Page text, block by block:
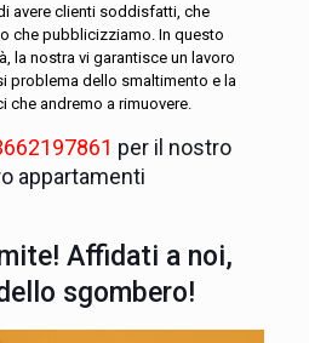
avere clienti soddisfatti, che
che pubblicizziamo. In questo
la nostra vi garantisce un lavoro
problema dello smaltimento e la
che andremo a rimuovere.
per il nostro
appartamenti
Affidati a noi,
sgombero!